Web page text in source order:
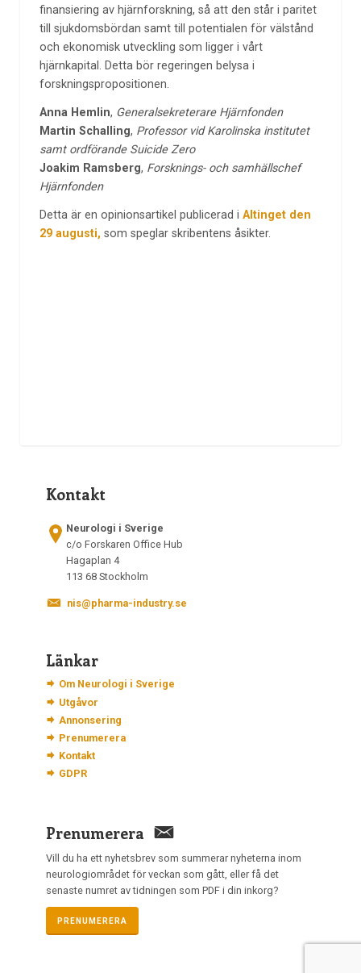
finansiering av hjärnforskning, så att den står i paritet
till sjukdomsbördan samt till potentialen för välstånd
och ekonomisk utveckling som ligger i vårt
hjärnkapital. Detta bör regeringen belysa i
forskningspropositionen.
Anna Hemlin, Generalsekreterare Hjärnfonden
Martin Schalling, Professor vid Karolinska institutet
samt ordförande Suicide Zero
Joakim Ramsberg, Forsknings- och samhällschef
Hjärnfonden
Detta är en opinionsartikel publicerad i Altinget den
29 augusti, som speglar skribentens åsikter.
Kontakt
Neurologi i Sverige
c/o Forskaren Office Hub
Hagaplan 4
113 68 Stockholm
nis@pharma-industry.se
Länkar
Om Neurologi i Sverige
Utgåvor
Annonsering
Prenumerera
Kontakt
GDPR
Prenumerera
Vill du ha ett nyhetsbrev som summerar nyheterna inom
neurologiområdet för veckan som gått, eller få det
senaste numret av tidningen som PDF i din inkorg?
PRENUMERERA